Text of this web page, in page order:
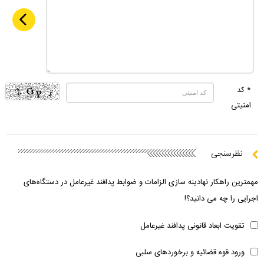
* کد
امنیتی
نظرسنجی
مهمترین راهکار نهادینه سازی الزامات و ضوابط پدافند غیرعامل در دستگاه‌های
اجرایی را چه می دانید؟!
تقویت ابعاد قانونی پدافند غیرعامل
ورود قوه قضائیه و برخوردهای سلبی